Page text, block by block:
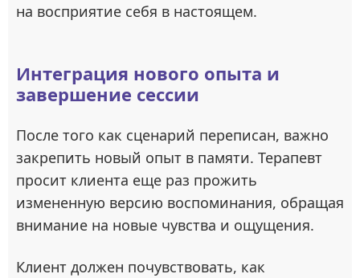
на восприятие себя в настоящем.
Интеграция нового опыта и
завершение сессии
После того как сценарий переписан, важно
закрепить новый опыт в памяти. Терапевт
просит клиента еще раз прожить
измененную версию воспоминания, обращая
внимание на новые чувства и ощущения.
Клиент должен почувствовать, как